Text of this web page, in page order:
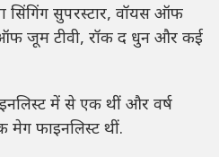
सिंगिंग सुपरस्टार, वॉयस ऑफ
जूम टीवी, रॉक द धुन और कई
में से एक थीं और वर्ष
मेग फाइनलिस्ट थीं.